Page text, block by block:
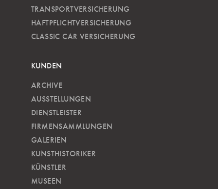
TRANSPORTVERSICHERUNG
HAFTPFLICHTVERSICHERUNG
CLASSIC CAR VERSICHERUNG
KUNDEN
ARCHIVE
AUSSTELLUNGEN
DIENSTLEISTER
FIRMENSAMMLUNGEN
GALERIEN
KUNSTHISTORIKER
KÜNSTLER
MUSEEN